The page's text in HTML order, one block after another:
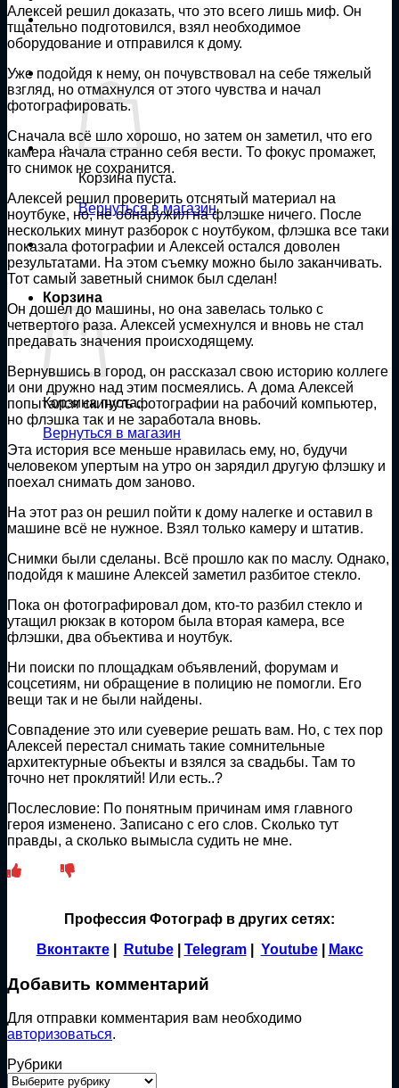
Корзина пуста.
Вернуться в магазин
Корзина
Корзина пуста.
Вернуться в магазин
Алексей решил доказать, что это всего лишь миф. Он
тщательно подготовился, взял необходимое
оборудование и отправился к дому.
Уже подойдя к нему, он почувствовал на себе тяжелый
взгляд, но отмахнулся от этого чувства и начал
фотографировать.
Сначала всё шло хорошо, но затем он заметил, что его
камера начала странно себя вести. То фокус промажет,
то снимок не сохранится.
Алексей решил проверить отснятый материал на
ноутбуке, но, не обнаружил на флэшке ничего. После
нескольких минут разборок с ноутбуком, флэшка все таки
показала фотографии и Алексей остался доволен
результатами. На этом съемку можно было заканчивать.
Тот самый заветный снимок был сделан!
Он дошел до машины, но она завелась только с
четвертого раза. Алексей усмехнулся и вновь не стал
предавать значения происходящему.
Вернувшись в город, он рассказал свою историю коллеге
и они дружно над этим посмеялись. А дома Алексей
попытался скинуть фотографии на рабочий компьютер,
но флэшка так и не заработала вновь.
Эта история все меньше нравилась ему, но, будучи
человеком упертым на утро он зарядил другую флэшку и
поехал снимать дом заново.
На этот раз он решил пойти к дому налегке и оставил в
машине всё не нужное. Взял только камеру и штатив.
Снимки были сделаны. Всё прошло как по маслу. Однако,
подойдя к машине Алексей заметил разбитое стекло.
Пока он фотографировал дом, кто-то разбил стекло и
утащил рюкзак в котором была вторая камера, все
флэшки, два объектива и ноутбук.
Ни поиски по площадкам объявлений, форумам и
соцсетиям, ни обращение в полицию не помогли. Его
вещи так и не были найдены.
Совпадение это или суеверие решать вам. Но, с тех пор
Алексей перестал снимать такие сомнительные
архитектурные объекты и взялся за свадьбы. Там то
точно нет проклятий! Или есть..?
Послесловие: По понятным причинам имя главного
героя изменено. Записано с его слов. Сколько тут
правды, а сколько вымысла судить не мне.
Профессия Фотограф в других сетях:
Вконтакте| Rutube| Telegram| Youtube| Макс
Добавить комментарий
Для отправки комментария вам необходимо
авторизоваться.
Рубрики
Рубрики